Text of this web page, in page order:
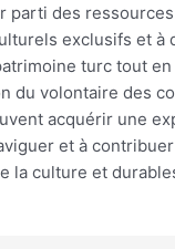
parti des
exclusifs et à
turc tout
du volontaire des
acquérir une
et à
la culture et